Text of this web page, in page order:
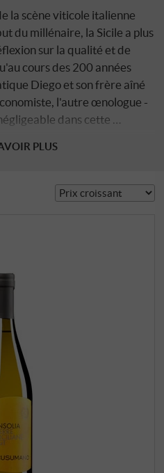
la scène viticole italienne
du millénaire, la Sicile a plus
sur la qualité et de
cours des 200 années
Diego et son frère aîné
l'autre œnologue -
dans cette …
PLUS